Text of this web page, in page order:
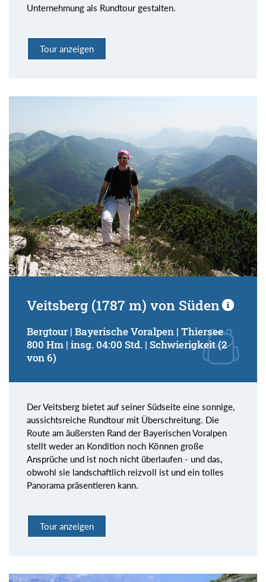
Unternehmung als Rundtour gestalten.
Tour anzeigen
Veitsberg (1787 m) von Süden
Bergtour | Bayerische Voralpen | Thiersee
800 Hm | insg. 04:00 Std. | Schwierigkeit (2
von 6)
Der Veitsberg bietet auf seiner Südseite eine sonnige,
aussichtsreiche Rundtour mit Überschreitung. Die
Route am äußersten Rand der Bayerischen Voralpen
stellt weder an Kondition noch Können große
Ansprüche und ist noch nicht überlaufen - und das,
obwohl sie landschaftlich reizvoll ist und ein tolles
Panorama präsentieren kann.
Tour anzeigen